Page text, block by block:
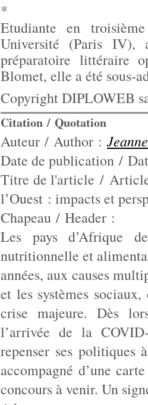
*
Etudiante en
Université (Paris IV),
préparatoire littéraire
Blomet, elle a été sous-
Copyright DIPLOWEB
Citation / Quotation
Auteur / Author :
Date de publication /
Titre de l'article /
l’Ouest : impacts et
Chapeau / Header :
Les pays d’Afrique
nutritionnelle et
années, aux causes
et les systèmes
crise majeure. Dès
l’arrivée de la
repenser ses politiques
accompagné d’une
concours à venir. Un